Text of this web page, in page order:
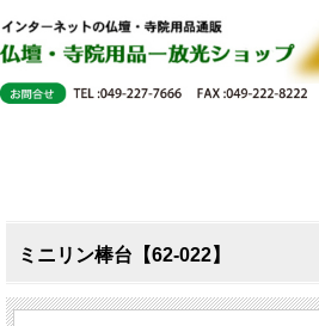
ミニリン棒台【62-022】